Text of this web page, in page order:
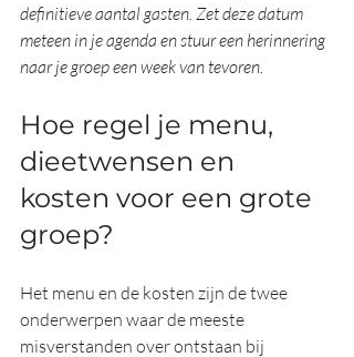
definitieve aantal gasten. Zet deze datum
meteen in je agenda en stuur een herinnering
naar je groep een week van tevoren.
Hoe regel je menu,
dieetwensen en
kosten voor een grote
groep?
Het menu en de kosten zijn de twee
onderwerpen waar de meeste
misverstanden over ontstaan bij